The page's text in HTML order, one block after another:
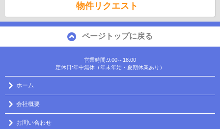
物件リクエスト
ページトップに戻る
営業時間:9:00～18:00
定休日:年中無休（年末年始・夏期休業あり）
ホーム
会社概要
お問い合わせ